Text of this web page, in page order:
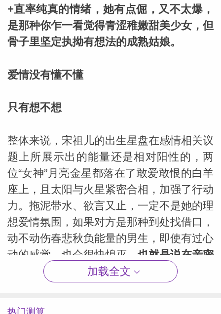
+直率纯真的情绪，她有点倔，又不太爆，
是那种你乍一看觉得青涩稚嫩甜美少女，但
骨子里坚定执拗有想法的成熟姑娘。
爱情没有懂不懂
只有想不想
整体来说，宋祖儿的出生星盘在感情相关议
题上所展示出的能量还是相对阳性的，两
位“女神”月亮金星都落在了敢爱敢恨的白羊
座上，且太阳与火星紧密合相，加强了行动
力。拖泥带水、欲言又止，一定不是她的理
想爱情氛围，如果对方是那种到处找借口，
动不动伤春悲秋负能量的男生，即使有过心
动的感觉，也会很快熄灭。也就是说在亲密
关系上，宋祖儿更欣赏直球选手，她要的
加载全文
热门测算